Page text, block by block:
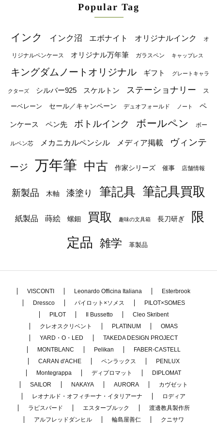
Popular Tag
インク インク沼 エボナイト オリジナルインク オ
リジナルペンケース オリジナル万年筆 ガラスペン キャップレス
キングダムノートオリジナル ギフト グレートキャラ
クターズ シルバー925 スケルトン ステーショナリー ス
ーベレーン セール／キャンペーン デュオフォールド ノート ペ
ンケース ペン先 ボトルインク ボールペン ボー
ルペン芯 メカニカルペンシル メディア掲載 ヴィンテ
ージ 万年筆 中古 作家シリーズ 催事 店舗情報
新製品 木軸 漆塗り 筆記具 筆記具買取
紙製品 蒔絵 螺鈿 買取 趣味の文具箱 長刀研ぎ
限
定品
雑学 革製品
VISCONTI Leonardo Officina Italiana
Esterbrook
Dressco
パイロット×ソメス
PILOT×SOMES
PILOT
Il Bussetto
Cleo Skribent
クレオスクリベント
PLATINUM
OMAS
YARD・O・LED
TAKEDA DESIGN PROJECT
MONTBLANC
Pelikan
FABER-CASTELL
CARAN d'ACHE
ペンラックス
PENLUX
Montegrappa
ディプロマット
DIPLOMAT
SAILOR
NAKAYA AURORA
カヴゼット
レオナルド・オフィチーナ・イタリアーナ
ロディア
ラピスバード
エスターブルック
渡邊教具製作所
アルフレッドダンヒル
輪島屋善仁
クニサワ